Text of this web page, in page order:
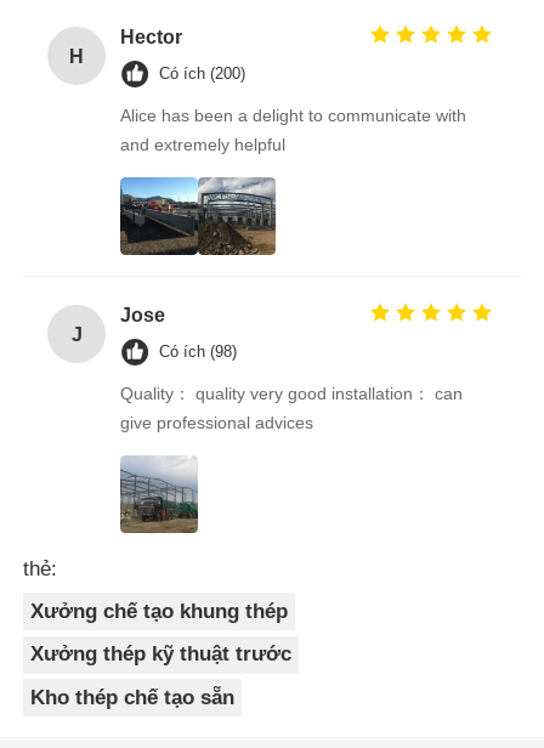
H
Hector
Có ích (200)
Alice has been a delight to communicate with
and extremely helpful
J
Jose
Có ích (98)
Quality： quality very good installation： can
give professional advices
thẻ:
Xưởng chế tạo khung thép
Xưởng thép kỹ thuật trước
Kho thép chế tạo sẵn